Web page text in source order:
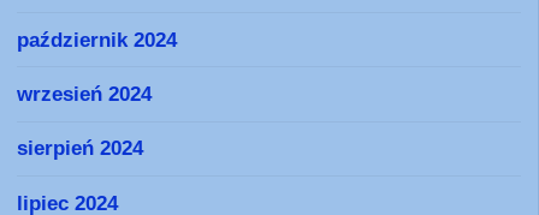
październik 2024
wrzesień 2024
sierpień 2024
lipiec 2024